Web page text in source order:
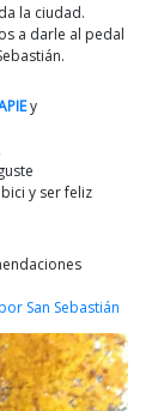
la ciudad.
a darle al pedal
y
y ser feliz
San Sebastián